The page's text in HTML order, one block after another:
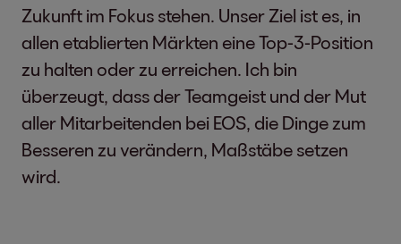
Zukunft im Fokus stehen. Unser Ziel ist es, in
allen etablierten Märkten eine Top-3-Position
zu halten oder zu erreichen. Ich bin
überzeugt, dass der Teamgeist und der Mut
aller Mitarbeitenden bei EOS, die Dinge zum
Besseren zu verändern, Maßstäbe setzen
wird.